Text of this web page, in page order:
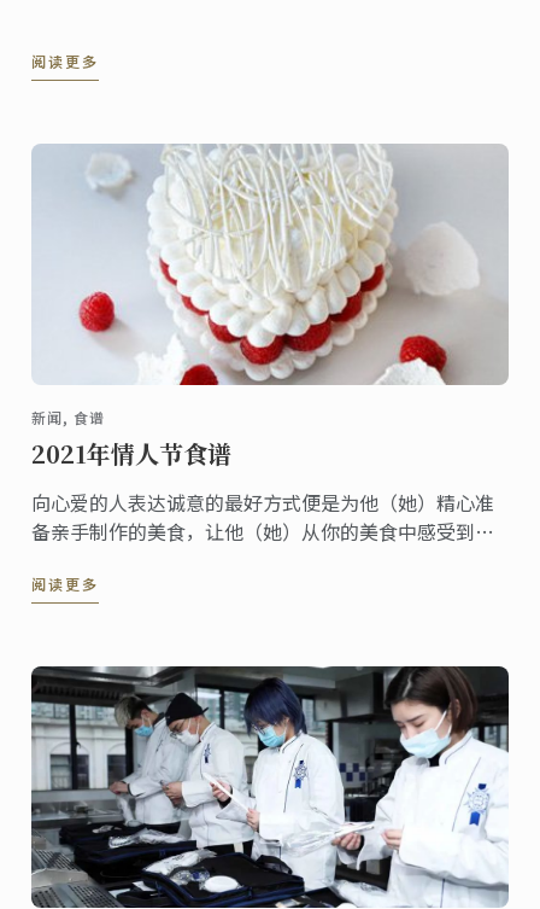
阅读更多
新闻, 食谱
2021年情人节食谱
向心爱的人表达诚意的最好方式便是为他（她）精心准
备亲手制作的美食，让他（她）从你的美食中感受到你
晚餐是如此重要的原因啦！
阅读更多